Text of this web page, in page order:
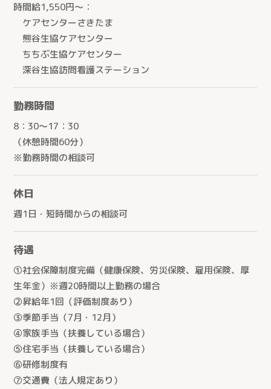
居宅介護支援
訪問看護
訪問介護
通所リハビリテーション
定期巡回随時対応型訪問介護看護
夜間対応型訪問介護
介護老人保健施設
ケアセンターとこしん（所沢市）
ケアセンターさきたま（行田市）
熊谷生協ケアセンター（熊谷市）
生協ちちぶケアステーション（秩父市）
ケアセンターかがやき（川口市）
ケアステーションかしの木（草加市）
医療生協さいたまふじみ野ケアセンター（ふじみ野市）
ケアセンターすこやか（川口市）
ケアセンターかもがわ（上尾市）
ケアセンターひだまり（春日部市）
生協介護センターこだま（上里町）
ケアセンターはんのう（飯能市）
生協ケアセンターたかしな（川越市）
医療生協おおみやケアセンター（さいたま市）
深谷生協訪問看護ステーション（深谷市）
さんとめホーム（所沢市）
介護付有料老人ホーム 桂の樹（所沢市）
お問い合わせ
個人情報の取り扱いについて
時間給1,550円～：
ケアセンターさきたま
熊谷生協ケアセンター
ちちぶ生協ケアセンター
深谷生協訪問看護ステーション
勤務時間
8：30～17：30
（休憩時間60分）
※勤務時間の相談可
休日
週1日・短時間からの相談可
待遇
①社会保障制度完備（健康保険、労災保険、雇用保険、厚
生年金）※週20時間以上勤務の場合
②昇給年1回（評価制度あり）
③季節手当（7月・12月）
④家族手当（扶養している場合）
⑤住宅手当（扶養している場合）
⑥研修制度有
⑦交通費（法人規定あり）